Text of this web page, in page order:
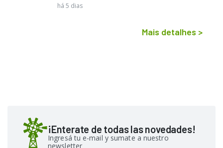
há 5 dias
Mais detalhes >
¡Enterate de todas las novedades!
Ingresá tu e-mail y sumate a nuestro
newsletter